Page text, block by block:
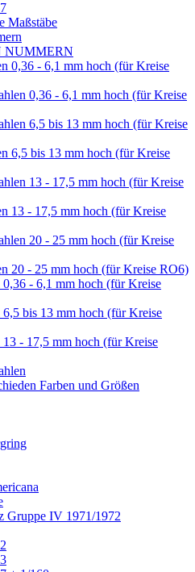
Maßstäbe
NUMMERN
0,36 - 6,1 mm hoch (für Kreise
0,36 - 6,1 mm hoch (für Kreise
6,5 bis 13 mm hoch (für Kreise
6,5 bis 13 mm hoch (für Kreise
13 - 17,5 mm hoch (für Kreise
13 - 17,5 mm hoch (für Kreise
20 - 25 mm hoch (für Kreise
20 - 25 mm hoch (für Kreise RO6)
0,36 - 6,1 mm hoch (für Kreise
6,5 bis 13 mm hoch (für Kreise
13 - 17,5 mm hoch (für Kreise
Farben und Größen
Gruppe IV 1971/1972